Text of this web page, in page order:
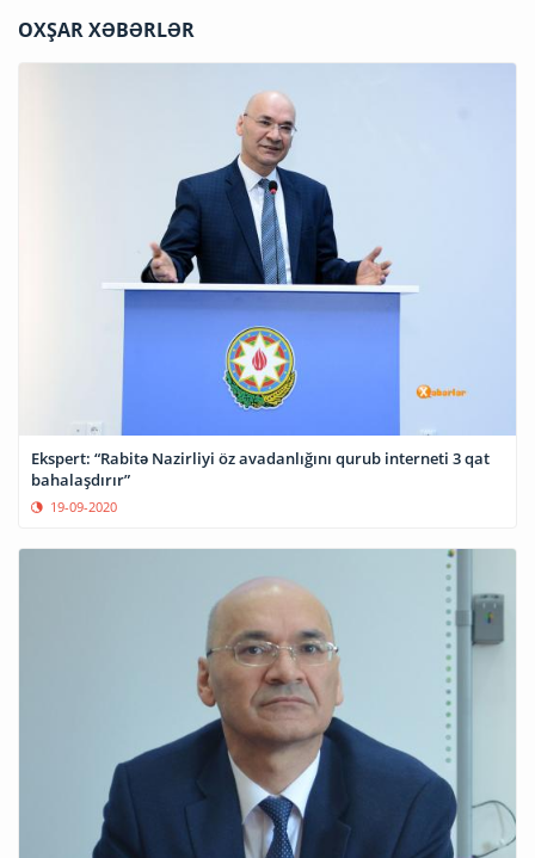
OXŞAR XƏBƏRLƏR
Ekspert: “Rabitə Nazirliyi öz avadanlığını qurub interneti 3 qat
bahalaşdırır”
19-09-2020